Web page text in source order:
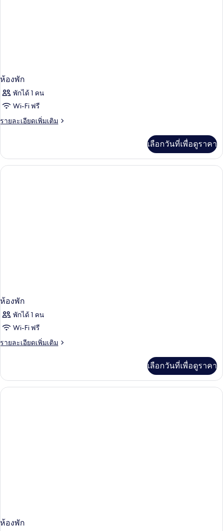
ห้องพัก
พักได้ 1 คน
Wi-Fi ฟรี
รายละเอียดเพิ่มเติม
ราย
เกี่ยว
กับ
ห้อง
เลือกวันที่เพื่อดูราคา
ห้องพัก
พักได้ 1 คน
Wi-Fi ฟรี
รายละเอียดเพิ่มเติม
ราย
เกี่ยว
กับ
ห้อง
เลือกวันที่เพื่อดูราคา
ห้องพัก